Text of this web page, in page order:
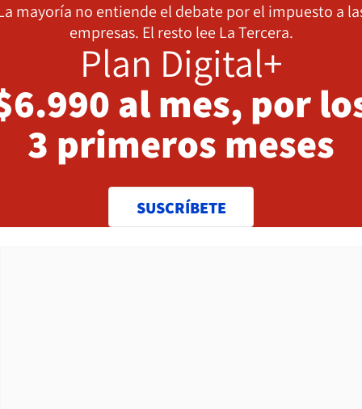
mayoría no entiende el debate por el impuesto a
empresas. El resto lee La Tercera.
Plan Digital+
al mes, por
3 primeros meses
SUSCRÍBETE